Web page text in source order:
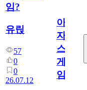
임?
유릱
57
0
0
26.07.12
아
자
스
게
임?